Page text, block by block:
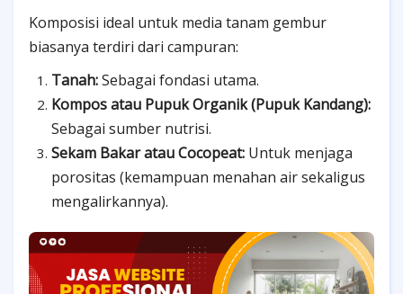
Komposisi ideal untuk media tanam gembur
biasanya terdiri dari campuran:
Tanah:Sebagai fondasi utama.
Kompos atau Pupuk Organik (Pupuk Kandang):
Sebagai sumber nutrisi.
Sekam Bakar atau Cocopeat: Untuk menjaga
porositas (kemampuan menahan air sekaligus
mengalirkannya).